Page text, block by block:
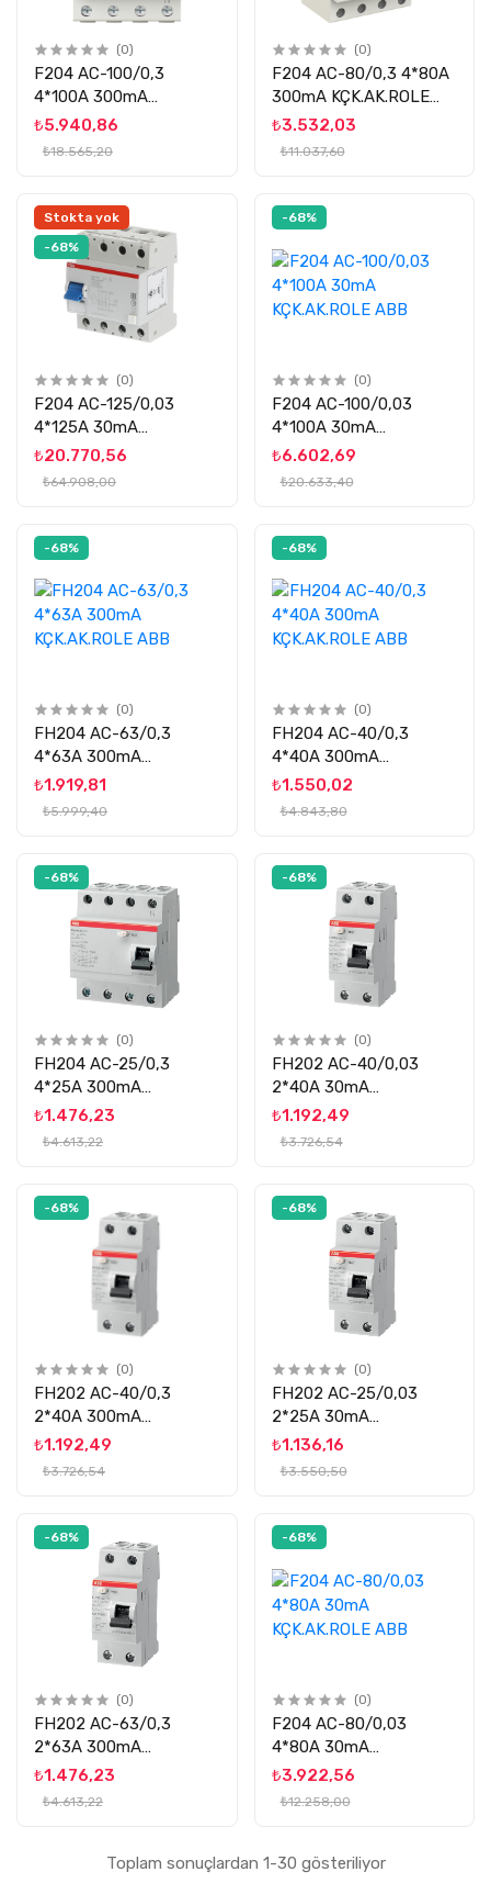
(0)
F204 AC-100/0,3
4*100A 300mA
KÇK.AK.ROLE ABB
₺5.940,86
₺18.565,20
(0)
F204 AC-80/0,3 4*80A
300mA KÇK.AK.ROLE
ABB
₺3.532,03
₺11.037,60
Stokta yok
-68%
(0)
F204 AC-125/0,03
4*125A 30mA
KÇK.AK.ROLE ABB
₺20.770,56
₺64.908,00
-68%
(0)
F204 AC-100/0,03
4*100A 30mA
KÇK.AK.ROLE ABB
₺6.602,69
₺20.633,40
-68%
(0)
FH204 AC-63/0,3
4*63A 300mA
KÇK.AK.ROLE ABB
₺1.919,81
₺5.999,40
-68%
(0)
FH204 AC-40/0,3
4*40A 300mA
KÇK.AK.ROLE ABB
₺1.550,02
₺4.843,80
-68%
(0)
FH204 AC-25/0,3
4*25A 300mA
KÇK.AK.ROLE ABB
₺1.476,23
₺4.613,22
-68%
(0)
FH202 AC-40/0,03
2*40A 30mA
KÇK.AK.ROLE ABB
₺1.192,49
₺3.726,54
-68%
(0)
FH202 AC-40/0,3
2*40A 300mA
KÇK.AK.ROLE ABB
₺1.192,49
₺3.726,54
-68%
(0)
FH202 AC-25/0,03
2*25A 30mA
KÇK.AK.ROLE ABB
₺1.136,16
₺3.550,50
-68%
(0)
FH202 AC-63/0,3
2*63A 300mA
KÇK.AK.ROLE ABB
₺1.476,23
₺4.613,22
-68%
(0)
F204 AC-80/0,03
4*80A 30mA
KÇK.AK.ROLE ABB
₺3.922,56
₺12.258,00
Toplam sonuçlardan 1-30 gösteriliyor